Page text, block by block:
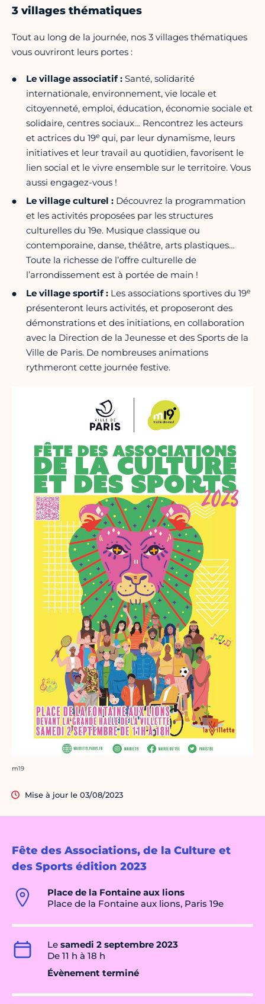
Fête des Associations, de la Culture et
des Sports édition 2023
Place de la Fontaine aux lions
Place de la Fontaine aux lions, Paris 19e
Le samedi 2 septembre 2023
De 11 h à 18 h
Évènement terminé
3 villages thématiques
Tout au long de la journée, nos 3 villages thématiques
vous ouvriront leurs portes :
Le village associatif : Santé, solidarité
internationale, environnement, vie locale et
citoyenneté, emploi, éducation, économie sociale et
solidaire, centres sociaux… Rencontrez les acteurs
et actrices du 19e qui, par leur dynamisme, leurs
initiatives et leur travail au quotidien, favorisent le
lien social et le vivre ensemble sur le territoire. Vous
aussi engagez-vous !
Le village culturel : Découvrez la programmation
et les activités proposées par les structures
culturelles du 19e. Musique classique ou
contemporaine, danse, théâtre, arts plastiques…
Toute la richesse de l’offre culturelle de
l’arrondissement est à portée de main !
Le village sportif : Les associations sportives du 19e
présenteront leurs activités, et proposeront des
démonstrations et des initiations, en collaboration
avec la Direction de la Jeunesse et des Sports de la
Ville de Paris. De nombreuses animations
rythmeront cette journée festive.
Crédit photo :
m19
Mise à jour le 03/08/2023